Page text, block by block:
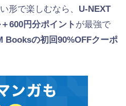
形で楽しむなら、 U-NEXT
600円分ポイント が最強で
Booksの初回90%OFFクーポ